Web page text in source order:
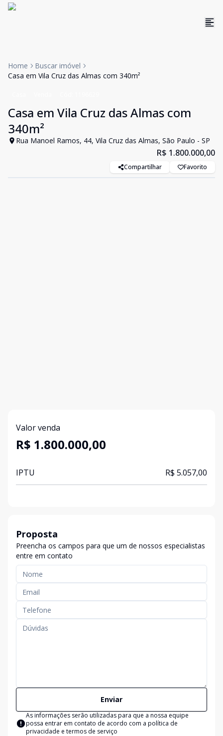
Home
Buscar imóvel
Casa em Vila Cruz das Almas com 340m²
Casa em Vila Cruz das Almas com
340m²
Rua Manoel Ramos, 44, Vila Cruz das Almas, São Paulo - SP
R$ 1.800.000,00
Compartilhar Favorito
Valor venda
R$ 1.800.000,00
IPTU R$ 5.057,00
Proposta
Preencha os campos para que um de nossos especialistas
entre em contato
Enviar
As informações serão utilizadas para que a nossa equipe
possa entrar em contato de acordo com a política de
privacidade e termos de serviço